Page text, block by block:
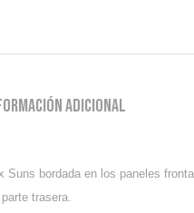
adicional
bordada en los paneles
trasera.